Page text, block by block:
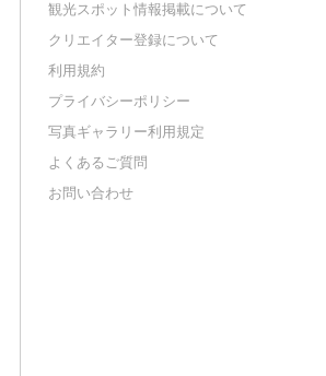
観光スポット情報掲載について
クリエイター登録について
利用規約
プライバシーポリシー
写真ギャラリー利用規定
よくあるご質問
お問い合わせ